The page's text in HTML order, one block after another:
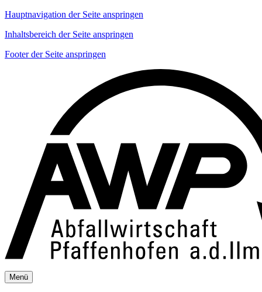
Hauptnavigation der Seite anspringen
Inhaltsbereich der Seite anspringen
Footer der Seite anspringen
Menü